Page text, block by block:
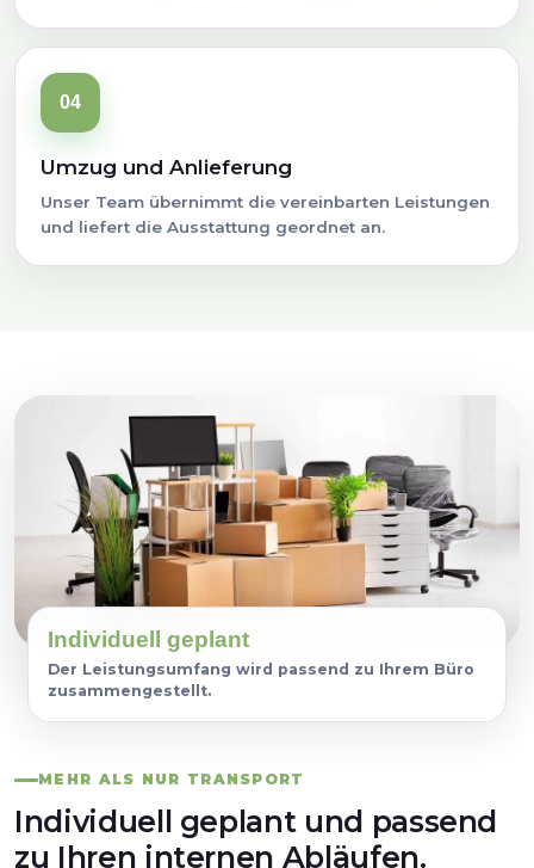
04
Umzug und Anlieferung
Unser Team übernimmt die vereinbarten Leistungen
und liefert die Ausstattung geordnet an.
Individuell geplant
Der Leistungsumfang wird passend zu Ihrem Büro
zusammengestellt.
MEHR ALS NUR TRANSPORT
Individuell geplant und passend
zu Ihren internen Abläufen.